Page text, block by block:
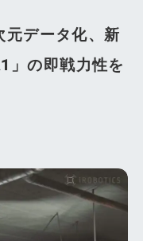
元データ化、新
の即戦力性を